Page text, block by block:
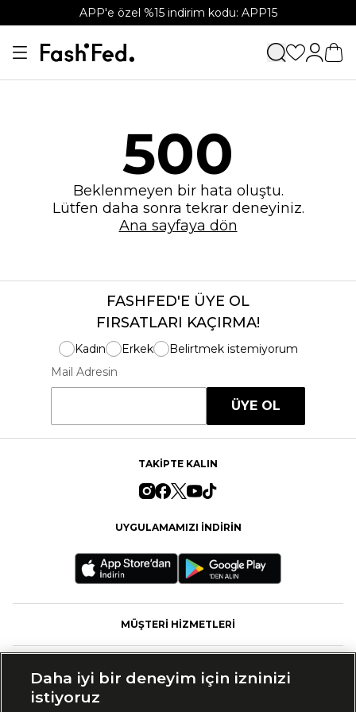
APP'e özel %15 indirim kodu: APP15
500
Beklenmeyen bir hata oluştu.
Lütfen daha sonra tekrar deneyiniz.
Ana sayfaya dön
FASHFED'E ÜYE OL
FIRSATLARI KAÇIRMA!
Kadın Erkek
Belirtmek istemiyorum
Mail Adresin
ÜYE OL
TAKİPTE KALIN
UYGULAMAMIZI İNDİRİN
MÜŞTERİ HİZMETLERİ
Daha iyi bir deneyim için izninizi
istiyoruz